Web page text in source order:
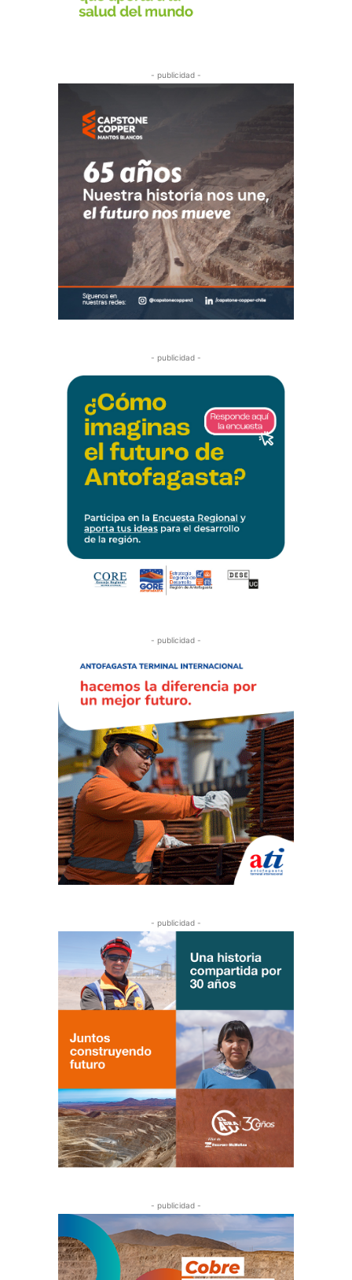
- publicidad -
- publicidad -
- publicidad -
- publicidad -
- publicidad -